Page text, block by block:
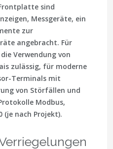
sind
Messgeräte, ein
zur
angebracht. Für
Verwendung von
zulässig, für moderne
Terminals mit
von Störfällen und
Modbus,
(je nach Projekt).